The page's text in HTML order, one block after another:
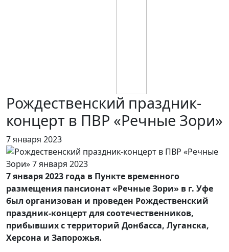
Рождественский праздник-
концерт в ПВР «Речные Зори»
7 января 2023
7 января 2023 года в Пункте временного
размещения пансионат «Речные Зори» в г. Уфе
был организован и проведен Рождественский
праздник-концерт для соотечественников,
прибывших с территорий Донбасса, Луганска,
Херсона и Запорожья.